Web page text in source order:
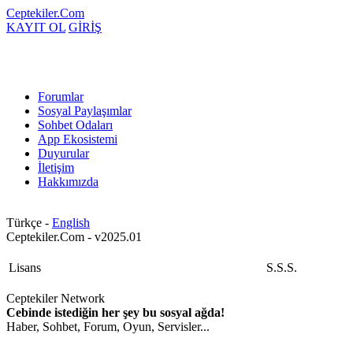
Ceptekiler.Com
KAYIT OL GİRİŞ
Forumlar
Sosyal Paylaşımlar
Sohbet Odaları
App Ekosistemi
Duyurular
İletişim
Hakkımızda
Türkçe - English
Ceptekiler.Com - v2025.01
Lisans S.S.S.
Ceptekiler Network
Cebinde istediğin her şey bu sosyal ağda!
Haber, Sohbet, Forum, Oyun, Servisler...